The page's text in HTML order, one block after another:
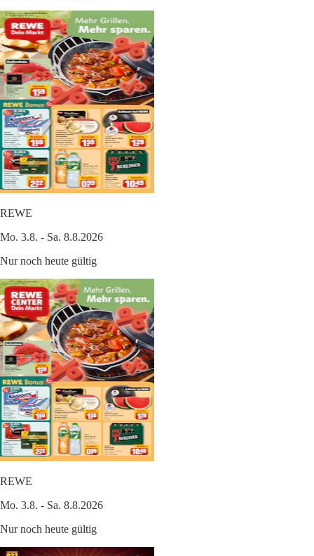
REWE
Mo. 3.8. - Sa. 8.8.2026
Nur noch heute gültig
REWE
Mo. 3.8. - Sa. 8.8.2026
Nur noch heute gültig